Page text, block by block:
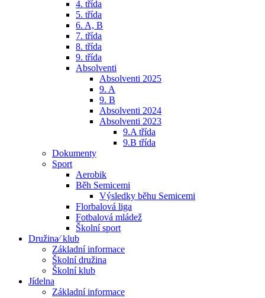
4. třída
5. třída
6. A, B
7. třída
8. třída
9. třída
Absolventi
Absolventi 2025
9. A
9. B
Absolventi 2024
Absolventi 2023
9.A třída
9.B třída
Dokumenty
Sport
Aerobik
Běh Semicemi
Výsledky běhu Semicemi
Florbalová liga
Fotbalová mládež
Školní sport
Družina⁄ klub
Základní informace
Školní družina
Školní klub
Jídelna
Základní informace